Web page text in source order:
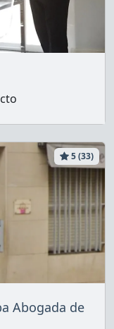
5 (33)
Abogada de